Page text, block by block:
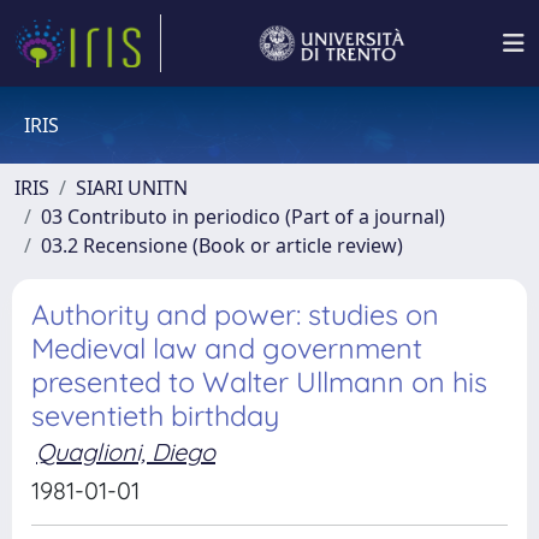
IRIS
IRIS
SIARI UNITN
03 Contributo in periodico (Part of a journal)
03.2 Recensione (Book or article review)
Authority and power: studies on
Medieval law and government
presented to Walter Ullmann on his
seventieth birthday
Quaglioni, Diego
1981-01-01